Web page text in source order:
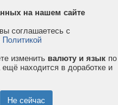
Privacy и Cookie
Правила и условия
Помощь
Форумы
- Все права защищены.
на нашем сайте
соглашаетесь с
изменить валюту и язык по
находится в доработке и